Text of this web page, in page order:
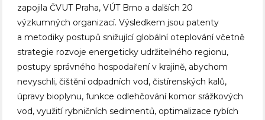
zapojila ČVUT Praha, VÚT Brno a dalších 20
výzkumných organizací. Výsledkem jsou patenty
a metodiky postupů snižující globální oteplování včetně
strategie rozvoje energeticky udržitelného regionu,
postupy správného hospodaření v krajině, abychom
nevyschli, čištění odpadních vod, čistírenských kalů,
úpravy bioplynu, funkce odlehčování komor srážkových
vod, využití rybničních sedimentů, optimalizace rybích